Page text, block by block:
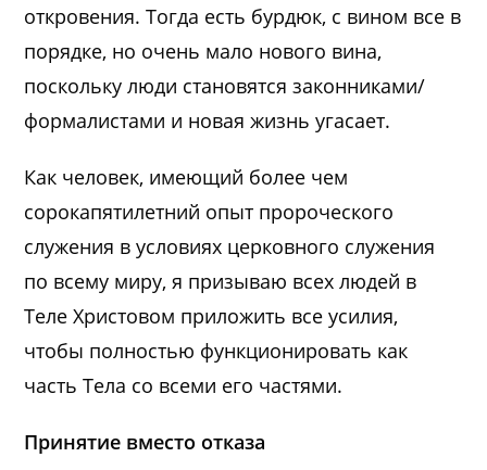
откровения. Тогда есть бурдюк, с вином все в
порядке, но очень мало нового вина,
поскольку люди становятся законниками/
формалистами и новая жизнь угасает.
Как человек, имеющий более чем
сорокапятилетний опыт пророческого
служения в условиях церковного служения
по всему миру, я призываю всех людей в
Теле Христовом приложить все усилия,
чтобы полностью функционировать как
часть Тела со всеми его частями.
Принятие вместо отказа